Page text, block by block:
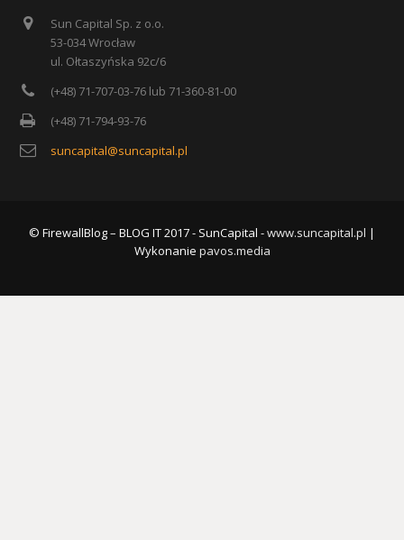
Sun Capital Sp. z o.o.
53-034 Wrocław
ul. Ołtaszyńska 92c/6
(+48) 71-707-03-76 lub 71-360-81-00
(+48) 71-794-93-76
suncapital@suncapital.pl
© FirewallBlog – BLOG IT 2017 - SunCapital -www.suncapital.pl |
Wykonanie pavos.media